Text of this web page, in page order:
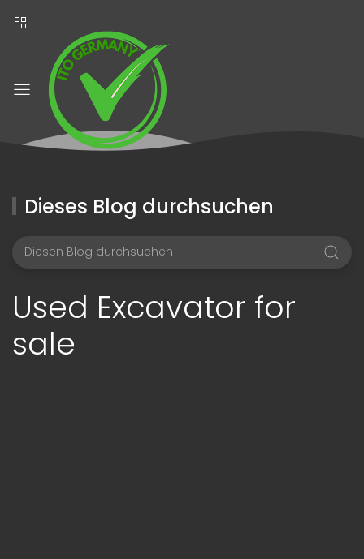
Dieses Blog durchsuchen
Used Excavator for
sale